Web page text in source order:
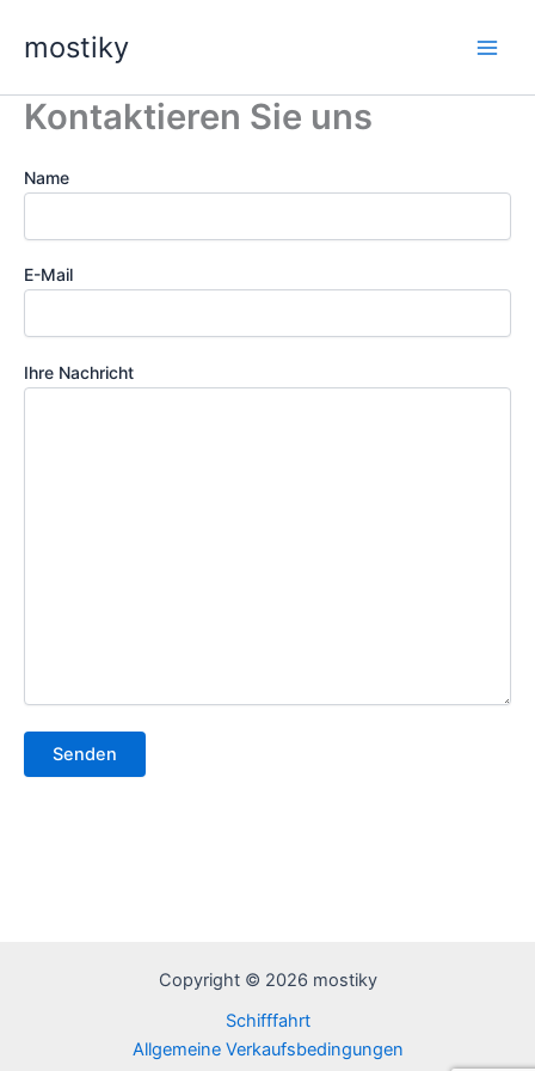
Inhaltmostiky
Kontaktieren Sie uns
Name
E-Mail
Ihre Nachricht
Copyright © 2026 mostiky
Schifffahrt
Allgemeine Verkaufsbedingungen